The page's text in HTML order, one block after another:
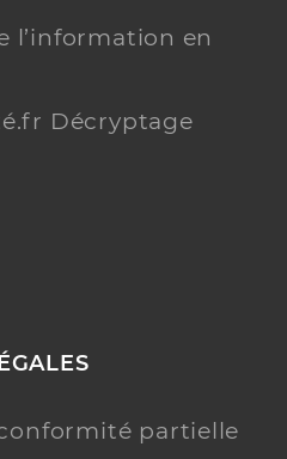
l’information en
Décryptage
partielle